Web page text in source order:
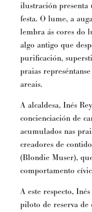
ilustración
festa. O lume, a
lembra ás cores do
algo antigo que
purificación,
praias
areais.
A alcaldesa, Inés
concienciación de
acumulados nas
creadores de
(Blondie Muser),
comportamento
A este respecto,
piloto de reserva de